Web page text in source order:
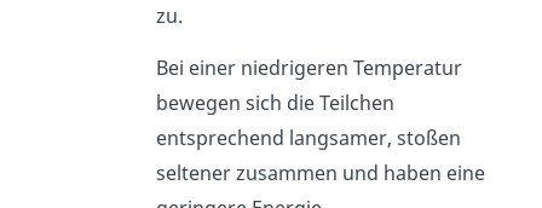
zu.
Bei einer niedrigeren Temperatur
bewegen sich die Teilchen
entsprechend langsamer, stoßen
seltener zusammen und haben eine